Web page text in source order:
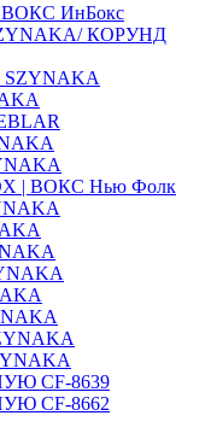
ВОКС ИнБокс
КОРУНД
SZYNAKA
| ВОКС Нью Фолк
CF-8639
CF-8662